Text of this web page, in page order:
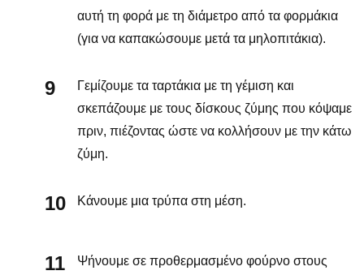
αυτή τη φορά με τη διάμετρο από τα φορμάκια
(για να καπακώσουμε μετά τα μηλοπιτάκια).
Γεμίζουμε τα ταρτάκια με τη γέμιση και
σκεπάζουμε με τους δίσκους ζύμης που κόψαμε
πριν, πιέζοντας ώστε να κολλήσουν με την κάτω
ζύμη.
Κάνουμε μια τρύπα στη μέση.
Ψήνουμε σε προθερμασμένο φούρνο στους